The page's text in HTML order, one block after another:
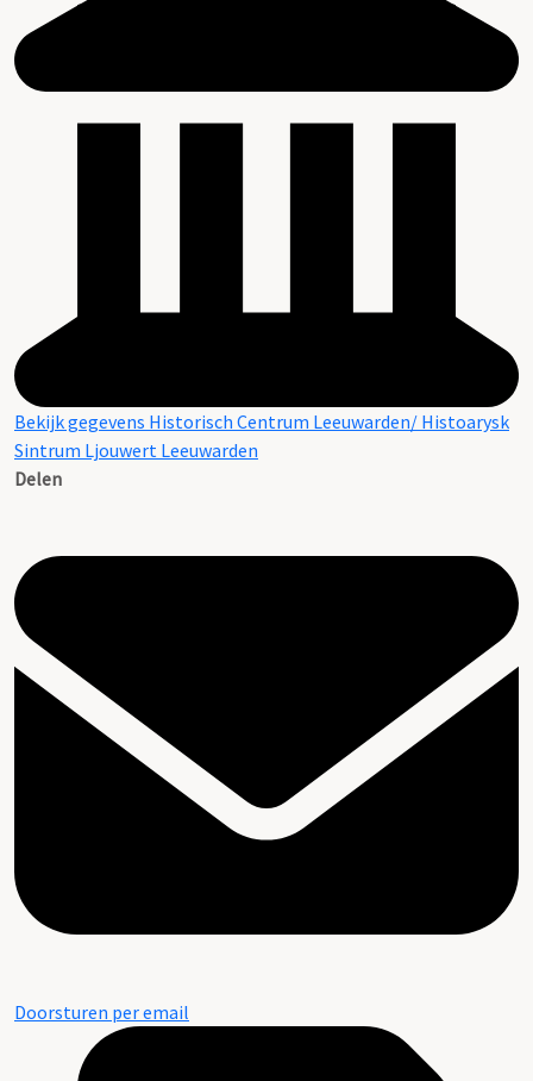
Bekijk gegevens Historisch Centrum Leeuwarden/ Histoarysk
Sintrum Ljouwert Leeuwarden
Delen
Doorsturen per email